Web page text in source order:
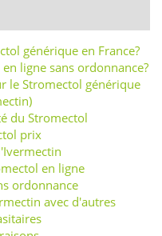
générique en France?
ligne sans ordonnance?
le Stromectol générique
du Stromectol
prix
en ligne
ordonnance
avec d'autres